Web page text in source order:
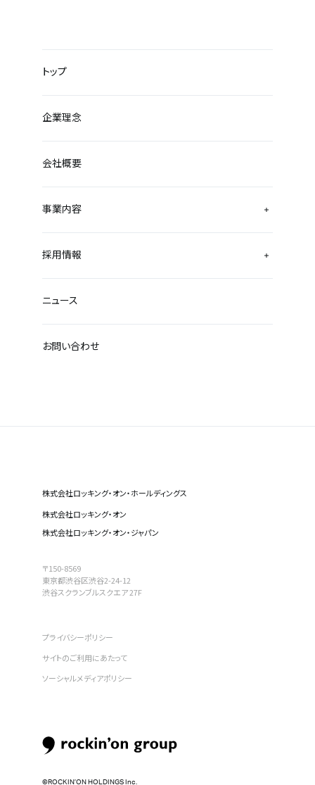
株式会社ロッキング・オン・ホールディングス
株式会社ロッキング・オン
株式会社ロッキング・オン・ジャパン
〒150-8569
東京都渋谷区渋谷2-24-12
渋谷スクランブルスクエア 27F
トップ
企業理念
会社概要
事業内容
採用情報
ニュース
お問い合わせ
プライバシーポリシー
サイトのご利用にあたって
ソーシャルメディアポリシー
©︎ROCKIN’ON HOLDINGS Inc.